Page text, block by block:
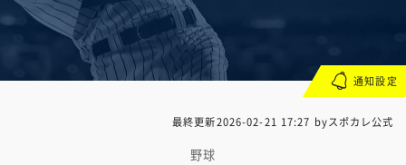
最終更新2026-02-21 17:27 byスポカレ公式
野球
通知設定